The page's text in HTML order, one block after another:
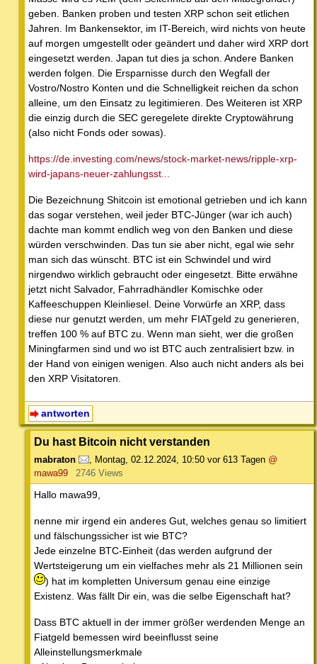
geben. Banken proben und testen XRP schon seit etlichen
Jahren. Im Bankensektor, im IT-Bereich, wird nichts von heute
auf morgen umgestellt oder geändert und daher wird XRP dort
eingesetzt werden. Japan tut dies ja schon. Andere Banken
werden folgen. Die Ersparnisse durch den Wegfall der
Vostro/Nostro Konten und die Schnelligkeit reichen da schon
alleine, um den Einsatz zu legitimieren. Des Weiteren ist XRP
die einzig durch die SEC geregelete direkte Cryptowährung
(also nicht Fonds oder sowas).
https://de.investing.com/news/stock-market-news/ripple-xrp-
wird-japans-neuer-zahlungsst...
Die Bezeichnung Shitcoin ist emotional getrieben und ich kann
das sogar verstehen, weil jeder BTC-Jünger (war ich auch)
dachte man kommt endlich weg von den Banken und diese
würden verschwinden. Das tun sie aber nicht, egal wie sehr
man sich das wünscht. BTC ist ein Schwindel und wird
nirgendwo wirklich gebraucht oder eingesetzt. Bitte erwähne
jetzt nicht Salvador, Fahrradhändler Komischke oder
Kaffeeschuppen Kleinliesel. Deine Vorwürfe an XRP, dass
diese nur genutzt werden, um mehr FIATgeld zu generieren,
treffen 100 % auf BTC zu. Wenn man sieht, wer die großen
Miningfarmen sind und wo ist BTC auch zentralisiert bzw. in
der Hand von einigen wenigen. Also auch nicht anders als bei
den XRP Visitatoren.
antworten
Du hast Bitcoin nicht verstanden
mabraton , Montag, 02.12.2024, 10:50 vor 613 Tagen @
mawa99
2746 Views
Hallo mawa99,
nenne mir irgend ein anderes Gut, welches genau so limitiert
und fälschungssicher ist wie BTC?
Jede einzelne BTC-Einheit (das werden aufgrund der
Wertsteigerung um ein vielfaches mehr als 21 Millionen sein
) hat im kompletten Universum genau eine einzige
Existenz. Was fällt Dir ein, was die selbe Eigenschaft hat?
Dass BTC aktuell in der immer größer werdenden Menge an
Fiatgeld bemessen wird beeinflusst seine
Alleinstellungsmerkmale